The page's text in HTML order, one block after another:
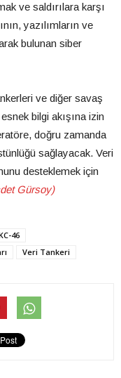
ve saldırılara karşı
yazılımların ve
bulunan siber
ve diğer savaş
bilgi akışına izin
doğru zamanda
sağlayacak. Veri
desteklemek için
Gürsoy)
46
Veri Tankeri